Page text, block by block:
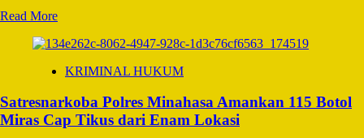
Read MoreRead
about
Kalsel,
Kalsel,
dan
21
KRIMINAL HUKUM
Satresnarkoba Polres Minahasa Amankan 115 Botol
Miras Cap Tikus dari Enam Lokasi